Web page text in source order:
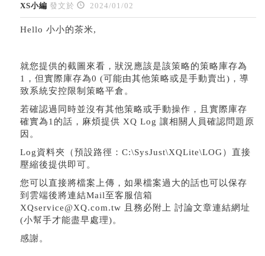
XS小編 發文於 2024/01/02
Hello 小小的茶米,
就您提供的截圖來看，狀況應該是該策略的策略庫存為
1，但實際庫存為0 (可能由其他策略或是手動賣出)，導
致系統安控限制策略平倉。
若確認過同時並沒有其他策略或手動操作，且實際庫存
確實為1的話，麻煩提供 XQ Log 讓相關人員確認問題原
因。
Log資料夾（預設路徑：C:\SysJust\XQLite\LOG）直接
壓縮後提供即可。
您可以直接將檔案上傳，如果檔案過大的話也可以保存
到雲端後將連結Mail至客服信箱
XQservice@XQ.com.tw 且務必附上 討論文章連結網址
(小幫手才能盡早處理)。
感謝。